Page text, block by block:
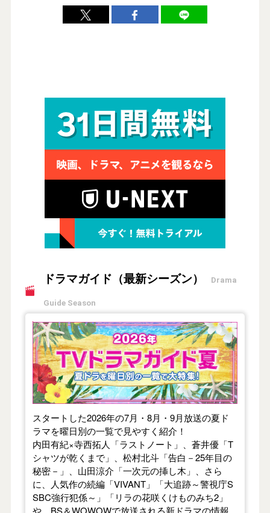
ドラマガイド（最新シーズン） Drama
Guide Season
【2026年夏】TVドラマガイド
スタートした2026年の7月・8月・9月放送の夏ド
ラマを曜日別の一覧で見やすく紹介！
内田有紀×寺西拓人「ラストノート」、蒼井優「T
シャツが乾くまで」、松村北斗「告白－25年目の
秘密－」、山田涼介「一次元の挿し木」、さら
に、人気作の続編「VIVANT」「大追跡～警視庁S
SBC強行犯係～」「リラの花咲くけものみち2」